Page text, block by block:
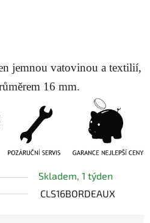
jemnou vatovinou a textilií,
16 mm.
Skladem, 1 týden
CLS16BORDEAUX